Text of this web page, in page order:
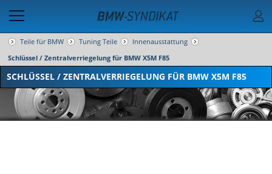
Teile für BMW Tuning Teile
Innenausstattung
Schlüssel / Zentralverriegelung für BMW X5M F85
SCHLÜSSEL / ZENTRALVERRIEGELUNG FÜR BMW X5M F85